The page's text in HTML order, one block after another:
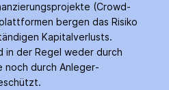
(Crowd­
bergen das Risiko
Kapitalverlusts.
in der Regel weder durch
noch durch Anleger­